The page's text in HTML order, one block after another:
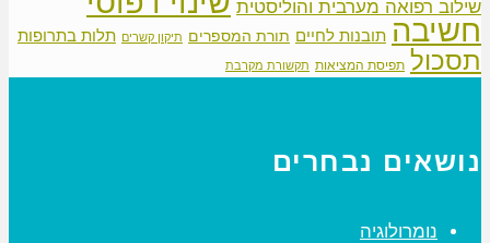
שילוב רפואה מערבית והוליסטית
חשיבה תובנות לחיים תורת המספרים תיקון קשרים תלות בתרופות
תסכול תפיסת המציאות תקשורת מקרבת
נושאים נבחרים
נומרולוגיה